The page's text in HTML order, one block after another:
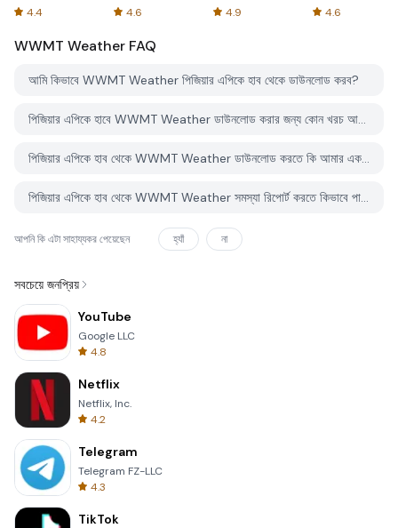
4.4
Spreadsheets
4.6 4.9
AFTVnews
4.6
WWMT Weather FAQ
আমি কিভাবে WWMT Weather পিজিয়ার এপিকে হাব থেকে ডাউনলোড করব?
পিজিয়ার এপিকে হাবে WWMT Weather ডাউনলোড করার জন্য কোন খরচ আছে?
পিজিয়ার এপিকে হাব থেকে WWMT Weather ডাউনলোড করতে কি আমার একটি অ্যাকাউন্ট দরকার?
পিজিয়ার এপিকে হাব থেকে WWMT Weather সমস্যা রিপোর্ট করতে কিভাবে পারি?
আপনি কি এটা সাহায্যকর পেয়েছেন হ্যাঁ না
সবচেয়ে জনপ্রিয়
YouTube
Google LLC
4.8
Netflix
Netflix, Inc.
4.2
Telegram
Telegram FZ-LLC
4.3
TikTok